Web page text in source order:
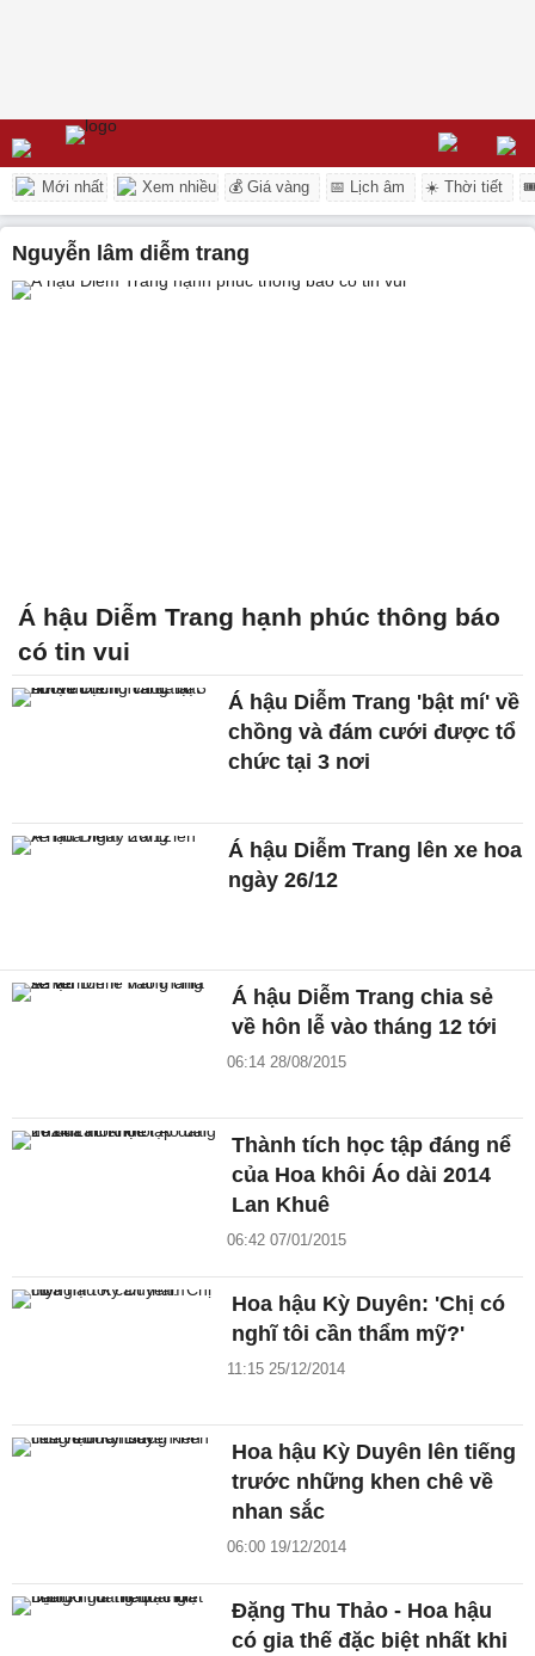
Mới nhất Xem nhiều 💰 Giá vàng 📅 Lịch âm ☀️ Thời tiết
nguyễn lâm diễm trang
Á hậu Diễm Trang hạnh phúc thông báo
có tin vui
Á hậu Diễm Trang 'bật mí' về
chồng và đám cưới được tổ
chức tại 3 nơi
Á hậu Diễm Trang lên xe hoa
ngày 26/12
Á hậu Diễm Trang chia sẻ
về hôn lễ vào tháng 12 tới
06:14 28/08/2015
Thành tích học tập đáng nể
của Hoa khôi Áo dài 2014
Lan Khuê
06:42 07/01/2015
Hoa hậu Kỳ Duyên: 'Chị có
nghĩ tôi cần thẩm mỹ?'
11:15 25/12/2014
Hoa hậu Kỳ Duyên lên tiếng
trước những khen chê về
nhan sắc
06:00 19/12/2014
Đặng Thu Thảo - Hoa hậu
có gia thế đặc biệt nhất khi